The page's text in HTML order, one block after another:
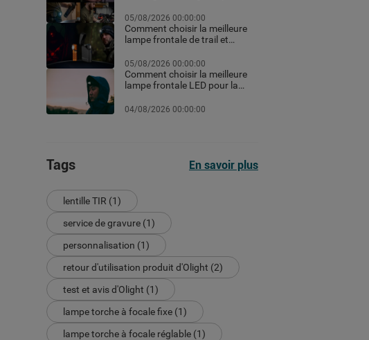
05/08/2026 00:00:00
Comment choisir la meilleure
lampe frontale de trail et
nuit
05/08/2026 00:00:00
Comment choisir la meilleure
lampe frontale LED pour la
04/08/2026 00:00:00
Tags En savoir plus
lentille TIR (1)
service de gravure (1)
personnalisation (1)
retour d'utilisation produit d'Olight (2)
test et avis d'Olight (1)
lampe torche à focale fixe (1)
lampe torche à focale réglable (1)